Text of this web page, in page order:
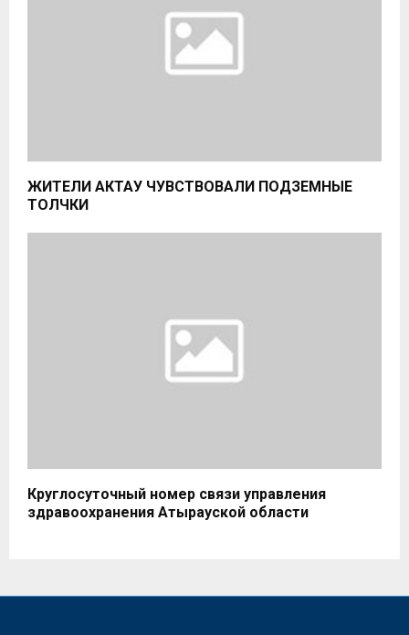
ЖИТЕЛИ АКТАУ ЧУВСТВОВАЛИ ПОДЗЕМНЫЕ
ТОЛЧКИ
Круглосуточный номер связи управления
здравоохранения Атырауской области